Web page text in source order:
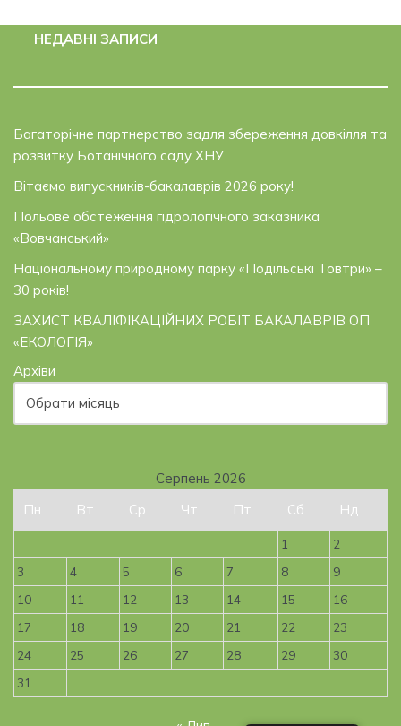
НЕДАВНІ ЗАПИСИ
Багаторічне партнерство задля збереження довкілля та
розвитку Ботанічного саду ХНУ
Вітаємо випускників-бакалаврів 2026 року!
Польове обстеження гідрологічного заказника
«Вовчанський»
Національному природному парку «Подільські Товтри» –
30 років!
ЗАХИСТ КВАЛІФІКАЦІЙНИХ РОБІТ БАКАЛАВРІВ ОП
«ЕКОЛОГІЯ»
Архіви
Серпень 2026
Пн
Вт Ср Чт Пт Сб Нд
1
2
3
4 5 6 7 8
9
10
11 12 13 14 15
16
17
18 19 20 21 22
23
24
25 26 27 28 29
30
31